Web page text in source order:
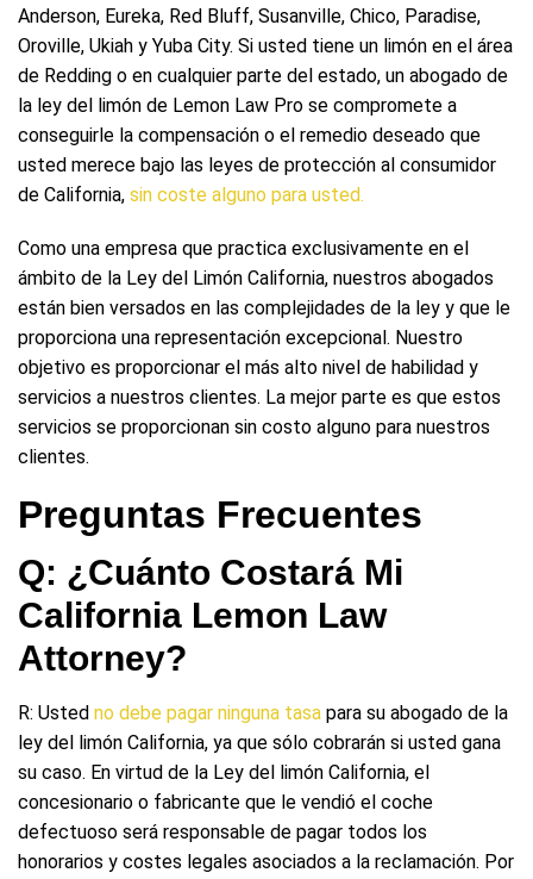
Anderson, Eureka, Red Bluff, Susanville, Chico, Paradise,
Oroville, Ukiah y Yuba City. Si usted tiene un limón en el área
de Redding o en cualquier parte del estado, un abogado de
la ley del limón de Lemon Law Pro se compromete a
conseguirle la compensación o el remedio deseado que
usted merece bajo las leyes de protección al consumidor
de California, sin coste alguno para usted.
Como una empresa que practica exclusivamente en el
ámbito de la Ley del Limón California, nuestros abogados
están bien versados en las complejidades de la ley y que le
proporciona una representación excepcional. Nuestro
objetivo es proporcionar el más alto nivel de habilidad y
servicios a nuestros clientes. La mejor parte es que estos
servicios se proporcionan sin costo alguno para nuestros
clientes.
Preguntas Frecuentes
Q: ¿Cuánto Costará Mi
California Lemon Law
Attorney?
R: Usted no debe pagar ninguna tasa para su abogado de la
ley del limón California, ya que sólo cobrarán si usted gana
su caso. En virtud de la Ley del limón California, el
concesionario o fabricante que le vendió el coche
defectuoso será responsable de pagar todos los
honorarios y costes legales asociados a la reclamación. Por